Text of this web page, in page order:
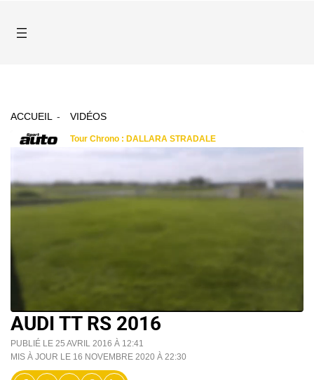
ACCUEIL VIDÉOS
AUDI TT RS 2016
PUBLIÉ LE 25 AVRIL 2016 À 12:41
MIS À JOUR LE 16 NOVEMBRE 2020 À 22:30